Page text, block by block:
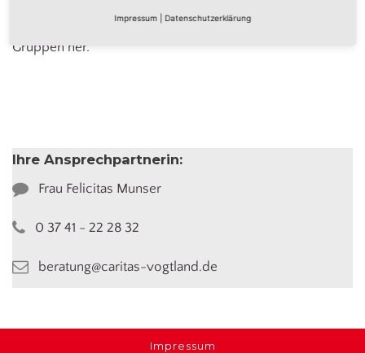
Interesse stellen wir auch für Sie gern Kontakte zu den
Gruppen her.
Ihre Ansprechpartnerin:
Frau Felicitas Munser
0 37 41 - 22 28 32
beratung@caritas-vogtland.de
Impressum
Impressum Datenschutzerklärung